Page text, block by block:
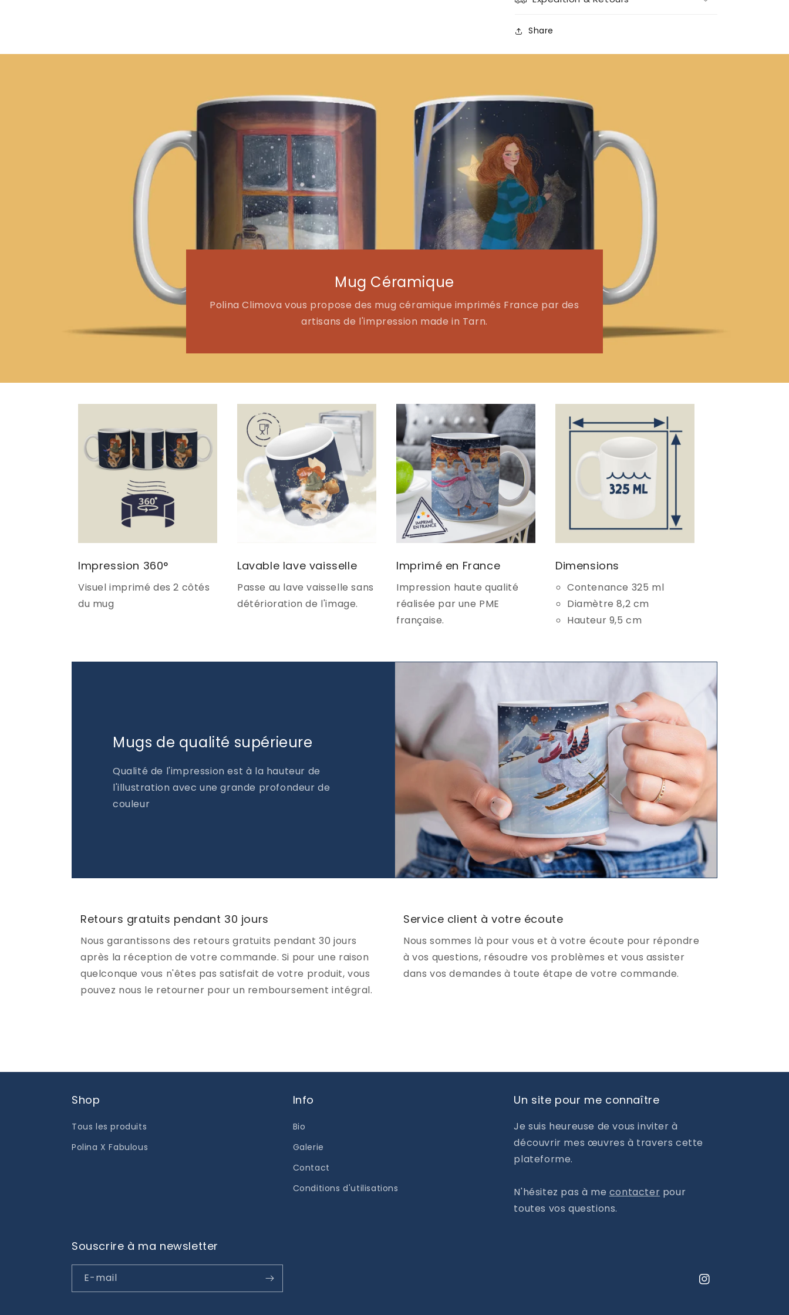
Share
Mug Céramique
Polina Climova vous propose des mug céramique imprimés France par des
artisans de l'impression made in Tarn.
Impression 360°
Visuel imprimé des 2 côtés
du mug
Lavable lave vaisselle
Passe au lave vaisselle sans
détérioration de l'image.
Imprimé en France
Impression haute qualité
réalisée par une PME
française.
Dimensions
Contenance 325 ml
Diamètre 8,2 cm
Hauteur 9,5 cm
Mugs de qualité supérieure
Qualité de l'impression est à la hauteur de
l'illustration avec une grande profondeur de
couleur
Retours gratuits pendant 30 jours
Nous garantissons des retours gratuits pendant 30 jours
après la réception de votre commande. Si pour une raison
quelconque vous n'êtes pas satisfait de votre produit, vous
pouvez nous le retourner pour un remboursement intégral.
Service client à votre écoute
Nous sommes là pour vous et à votre écoute pour répondre
à vos questions, résoudre vos problèmes et vous assister
dans vos demandes à toute étape de votre commande.
Shop
Tous les produits
Polina X Fabulous
Info
Bio
Galerie
Contact
Conditions d'utilisations
Un site pour me connaître
Je suis heureuse de vous inviter à
découvrir mes œuvres à travers cette
plateforme.
N'hésitez pas à me contacter pour
toutes vos questions.
Souscrire à ma newsletter
E-mail
Instagram